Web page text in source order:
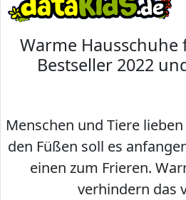
Warme
Bestseller 2022
Menschen und Tiere
den Füßen soll es
einen zum Frieren.
verhindern das